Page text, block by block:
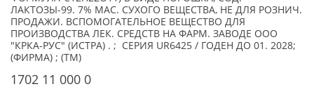
ЛАКТОЗЫ-99. 7% МАС. СУХОГО ВЕЩЕСТВА, НЕ ДЛЯ РОЗНИЧ.
ПРОДАЖИ. ВСПОМОГАТЕЛЬНОЕ ВЕЩЕСТВО ДЛЯ
ПРОИЗВОДСТВА ЛЕК. СРЕДСТВ НА ФАРМ. ЗАВОДЕ ООО
"КРКА-РУС" (ИСТРА) . ; СЕРИЯ UR6425 / ГОДЕН ДО 01. 2028;
(ФИРМА) ; (TM)
1702 11 000 0